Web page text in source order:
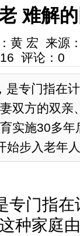
难解
黄 宏 来源
评论： 0
是专门指在
双方的双亲
实施30多年
始步入老年
专门指
种家庭